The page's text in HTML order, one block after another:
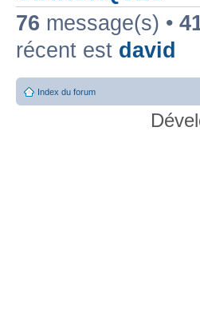
76 message(s) •
récent est david
Index du forum